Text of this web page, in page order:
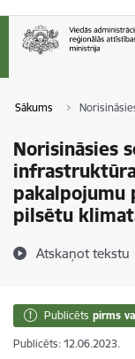
Sākums
Norisināsies
pakalpojumu
pilsētu
Atskaņot tekstu
Publicēts pirms
Publicēts: 12.06.2023.